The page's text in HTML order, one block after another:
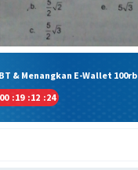
& Menangkan E-Wallet 100rb
00 :19 :12 :23